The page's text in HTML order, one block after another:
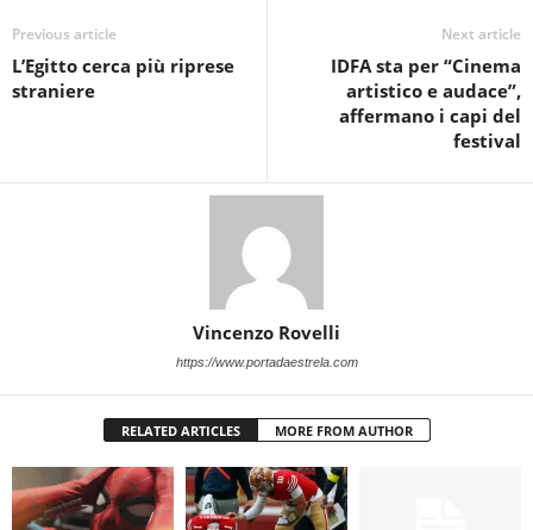
Previous article
L’Egitto cerca più riprese
straniere
Next article
IDFA sta per “Cinema
artistico e audace”,
affermano i capi del
festival
Vincenzo Rovelli
https://www.portadaestrela.com
RELATED ARTICLES MORE FROM AUTHOR